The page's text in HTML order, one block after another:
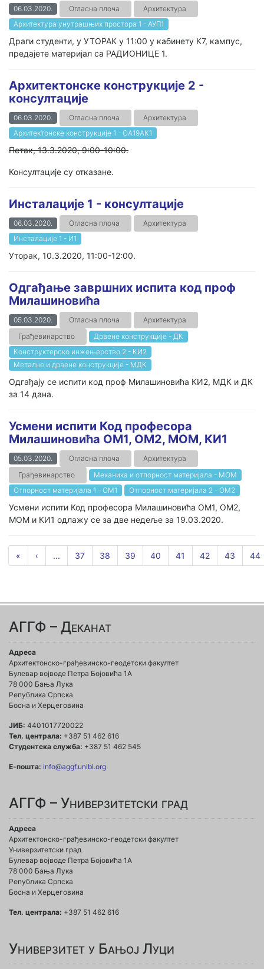
06.03.2020. Огласна плоча
Архитектура
Архитектура унутрашњих простора 1 - АУП1
Драги студенти, у УТОРАК у 11:00 у кабинету К7, кампус,
предајете материјал са РАДИОНИЦЕ 1.
Архитектонске конструкције 2 -
консултације
06.03.2020. Огласна плоча
Архитектура
Архитектонске конструкције 1 - ОА19АК1
Петак, 13.3.2020, 9:00-10:00.
Консултације су отказане.
Инсталације 1 - консултације
06.03.2020. Огласна плоча
Архитектура
Инсталације 1 - И1
Уторак, 10.3.2020, 11:00-12:00.
Одгађање завршних испита код проф
Милашиновића
05.03.2020. Огласна плоча
Архитектура
Грађевинарство
Дрвене конструкције - ДК
Конструктерско инжењерство 2 - КИ2
Металне и дрвене конструкције - МДК
Одгађају се испити код проф Милашиновића КИ2, МДК и ДК
за 14 дана.
Усмени испити Код професора
Милашиновића ОМ1, ОМ2, МОМ, КИ1
05.03.2020. Огласна плоча
Архитектура
Грађевинарство
Механика и отпорност материјала - МОМ
Отпорност материјала 1 - ОМ1
Отпорност материјала 2 - ОМ2
Усмени испити Код професора Милашиновића ОМ1, ОМ2,
МОМ и КИ1 одлажу се за две недеље за 19.03.2020.
« ‹ ... 37 38 39 40 41 42 43 44
АГГФ – Деканат
Адреса
Архитектонско-грађевинско-геодетски факултет
Булевар војводе Петра Бојовића 1A
78 000 Бања Лука
Република Српска
Босна и Херцеговина
ЈИБ: 4401017720022
Тел. централа: +387 51 462 616
Студентска служба: +387 51 462 545
Е-пошта: info@aggf.unibl.org
АГГФ – Универзитетски град
Адреса
Архитектонско-грађевинско-геодетски факултет
Универзитетски град
Булевар војводе Петра Бојовића 1A
78 000 Бања Лука
Република Српска
Босна и Херцеговина
Тел. централа: +387 51 462 616
Универзитет у Бањој Луци